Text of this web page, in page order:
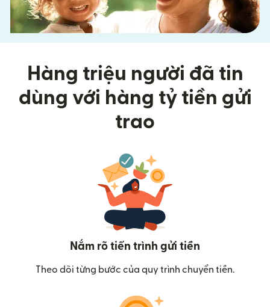
Hàng triệu người đã tin
dùng với hàng tỷ tiền gửi
trao
Nắm rõ tiến trình gửi tiền
Theo dõi từng bước của quy trình chuyển tiền.